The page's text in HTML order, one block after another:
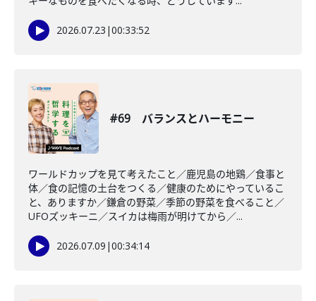
2026.07.23 |00:33:52
#69 バランスとハーモニー
ワールドカップを見て考えたこと／鹿児島の地鶏／食事と
体／食の記憶の土台をつくる／健康のためにやっているこ
と、ありますか／鎌倉の野菜／季節の野菜を食べること／
UFOズッキーニ／スイカは梅雨が明けてから／...
2026.07.09 |00:34:14